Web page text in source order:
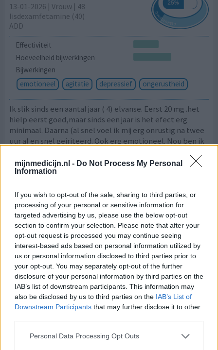
mijnmedicijn.nl - Do Not Process My Personal
Information
If you wish to opt-out of the sale, sharing to third parties, or
processing of your personal or sensitive information for
targeted advertising by us, please use the below opt-out
section to confirm your selection. Please note that after your
opt-out request is processed you may continue seeing
interest-based ads based on personal information utilized by
us or personal information disclosed to third parties prior to
your opt-out. You may separately opt-out of the further
disclosure of your personal information by third parties on the
IAB’s list of downstream participants. This information may
also be disclosed by us to third parties on the IAB’s List of
Downstream Participants that may further disclose it to other
Personal Data Processing Opt Outs
13-01-2026 | Vrouw | 48
lisdexamfetamine (40)
ADD
Effectiviteit
Hoeveelheid bijwerkingen
Bijwerkingen
emotioneel
agitatie depressief ongerustheid
Ik slik sinds een aantal jaar ( 4) elvanse. Eerst 20 mg .het
hielp eerst goed,maar sinds een jaar is het efect erg
minimaal. Daarna (al snel voel ik mij erg onrustig na twee
uur al en snel geiriteerd. Ook erg emotioneel. Nou ben ik
wat mee te maken. Nu slik ik op eigen initiatief ,na 3 uur
20 mg bij. Ook dat li
geef mening 0 reacties
Elvanse
25-12-2025 | Vrouw | 27
lisdexamfetamine (60mg)
ADD
Effectiviteit
Hoeveelheid bijwerkingen
Bijwerkingen
koude handen
emotionele afvlakking
verminderde eetlust